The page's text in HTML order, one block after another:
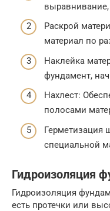
выравнивание,
Раскрой
материал по
Наклейка
фундамент,
Нахлест:
полосами
Герметизация
специальной
Гидроизоляция
Гидроизоляция
есть протечки или